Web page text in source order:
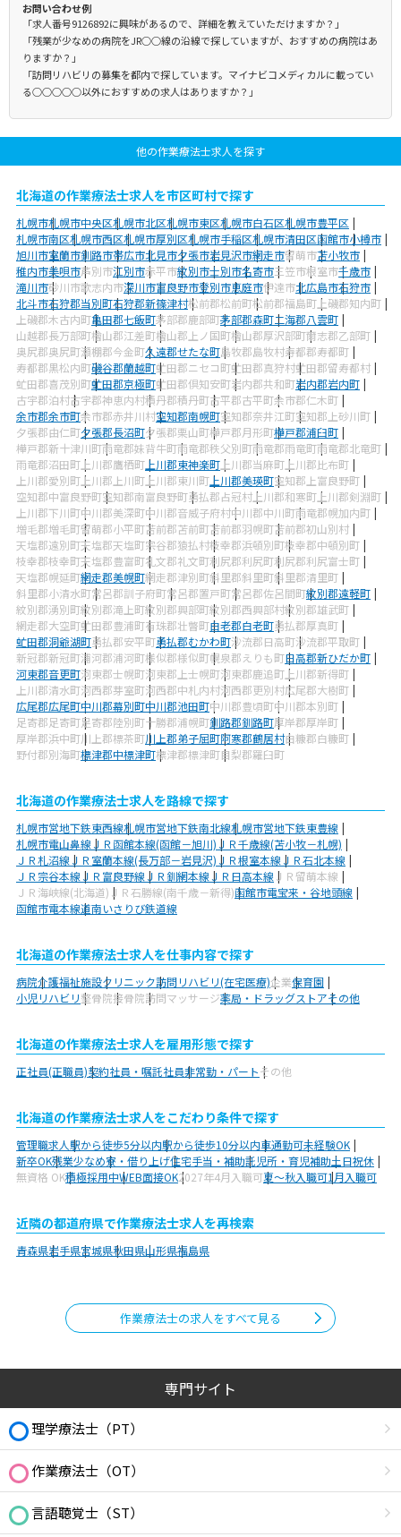
お問い合わせ例
「求人番号9126892に興味があるので、詳細を教えていただけますか？」
「残業が少なめの病院をJR○○線の沿線で探していますが、おすすめの病院はあ
りますか？」
「訪問リハビリの募集を都内で探しています。マイナビコメディカルに載ってい
る○○○○○以外におすすめの求人はありますか？」
他の作業療法士求人を探す
北海道の作業療法士求人を市区町村で探す
札幌市札幌市中央区札幌市北区札幌市東区札幌市白石区札幌市豊平区
札幌市南区札幌市西区札幌市厚別区札幌市手稲区札幌市清田区函館市小樽市
旭川市室蘭市釧路市帯広市北見市夕張市岩見沢市網走市留萌市苫小牧市
稚内市美唄市芦別市江別市赤平市紋別市士別市名寄市三笠市根室市千歳市
滝川市砂川市歌志内市深川市富良野市登別市恵庭市伊達市北広島市石狩市
北斗市石狩郡当別町石狩郡新篠津村松前郡松前町松前郡福島町 上磯郡知内町
上磯郡木古内町亀田郡七飯町茅部郡鹿部町茅部郡森町二海郡八雲町
山越郡長万部町檜山郡江差町檜山郡上ノ国町檜山郡厚沢部町爾志郡乙部町
奥尻郡奥尻町瀬棚郡今金町久遠郡せたな町島牧郡島牧村寿都郡寿都町
寿都郡黒松内町磯谷郡蘭越町虻田郡ニセコ町虻田郡真狩村虻田郡留寿都村
虻田郡喜茂別町虻田郡京極町虻田郡倶知安町岩内郡共和町岩内郡岩内町
古宇郡泊村古宇郡神恵内村積丹郡積丹町古平郡古平町余市郡仁木町
余市郡余市町余市郡赤井川村空知郡南幌町空知郡奈井江町空知郡上砂川町
夕張郡由仁町夕張郡長沼町夕張郡栗山町樺戸郡月形町樺戸郡浦臼町
樺戸郡新十津川町雨竜郡妹背牛町雨竜郡秩父別町雨竜郡雨竜町雨竜郡北竜町
雨竜郡沼田町 上川郡鷹栖町 上川郡東神楽町 上川郡当麻町 上川郡比布町
上川郡愛別町 上川郡上川町 上川郡東川町 上川郡美瑛町空知郡上富良野町
空知郡中富良野町空知郡南富良野町勇払郡占冠村 上川郡和寒町 上川郡剣淵町
上川郡下川町中川郡美深町中川郡音威子府村中川郡中川町雨竜郡幌加内町
増毛郡増毛町留萌郡小平町苫前郡苫前町苫前郡羽幌町苫前郡初山別村
天塩郡遠別町天塩郡天塩町宗谷郡猿払村枝幸郡浜頓別町枝幸郡中頓別町
枝幸郡枝幸町天塩郡豊富町礼文郡礼文町利尻郡利尻町利尻郡利尻富士町
天塩郡幌延町網走郡美幌町網走郡津別町斜里郡斜里町斜里郡清里町
斜里郡小清水町常呂郡訓子府町常呂郡置戸町常呂郡佐呂間町紋別郡遠軽町
紋別郡湧別町紋別郡滝上町紋別郡興部町紋別郡西興部村紋別郡雄武町
網走郡大空町虻田郡豊浦町有珠郡壮瞥町白老郡白老町勇払郡厚真町
虻田郡洞爺湖町勇払郡安平町勇払郡むかわ町沙流郡日高町沙流郡平取町
新冠郡新冠町浦河郡浦河町様似郡様似町幌泉郡えりも町日高郡新ひだか町
河東郡音更町河東郡士幌町河東郡上士幌町河東郡鹿追町 上川郡新得町
上川郡清水町河西郡芽室町河西郡中札内村河西郡更別村広尾郡大樹町
広尾郡広尾町中川郡幕別町中川郡池田町中川郡豊頃町中川郡本別町
足寄郡足寄町足寄郡陸別町十勝郡浦幌町釧路郡釧路町厚岸郡厚岸町
厚岸郡浜中町川上郡標茶町川上郡弟子屈町阿寒郡鶴居村白糠郡白糠町
野付郡別海町標津郡中標津町標津郡標津町目梨郡羅臼町
北海道の作業療法士求人を路線で探す
札幌市営地下鉄東西線札幌市営地下鉄南北線札幌市営地下鉄東豊線
札幌市電山鼻線ＪＲ函館本線(函館－旭川)ＪＲ千歳線(苫小牧－札幌)
ＪＲ札沼線ＪＲ室蘭本線(長万部－岩見沢)ＪＲ根室本線ＪＲ石北本線
ＪＲ宗谷本線ＪＲ富良野線ＪＲ釧網本線ＪＲ日高本線 ＪＲ留萌本線
ＪＲ海峡線(北海道) ＪＲ石勝線(南千歳－新得)函館市電宝来・谷地頭線
函館市電本線道南いさりび鉄道線
北海道の作業療法士求人を仕事内容で探す
病院介護福祉施設クリニック訪問リハビリ(在宅医療)企業保育園
小児リハビリ整骨院接骨院訪問マッサージ薬局・ドラッグストアその他
北海道の作業療法士求人を雇用形態で探す
正社員(正職員)契約社員・嘱託社員非常勤・パートその他
北海道の作業療法士求人をこだわり条件で探す
管理職求人駅から徒歩5分以内駅から徒歩10分以内車通勤可未経験OK
新卒OK残業少なめ寮・借り上げ住宅手当・補助託児所・育児補助土日祝休
無資格 OK積極採用中WEB面接OK2027年4月入職可夏～秋入職可1月入職可
近隣の都道府県で作業療法士求人を再検索
青森県岩手県宮城県秋田県山形県福島県
作業療法士の求人をすべて見る
専門サイト
理学療法士（PT）
作業療法士（OT）
言語聴覚士（ST）